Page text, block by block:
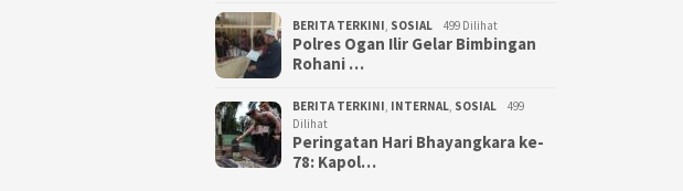
BERITA TERKINI, SOSIAL 499 Dilihat
Polres Ogan Ilir Gelar Bimbingan
Rohani …
BERITA TERKINI, INTERNAL, SOSIAL
499
Dilihat
Peringatan Hari Bhayangkara ke-
78: Kapol…